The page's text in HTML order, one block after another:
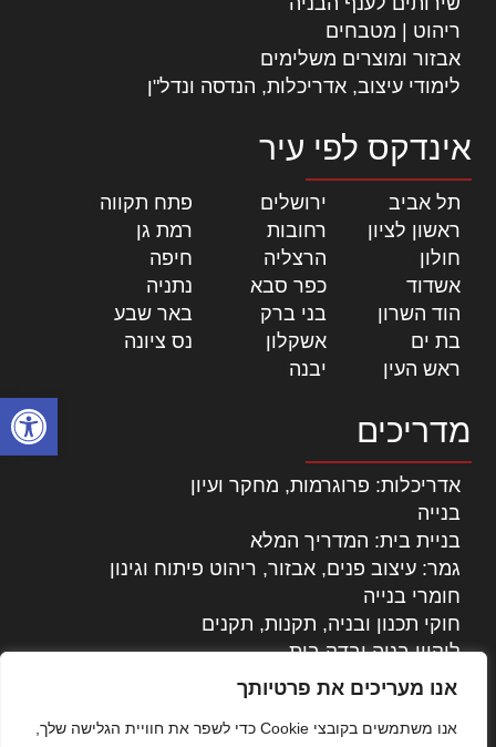
פתח
אנו מעריכים את פרטיותך
אנו משתמשים בקובצי Cookie כדי לשפר את חוויית הגלישה שלך,
ריהוט | מטבחים
אבזור ומוצרים משלימים
לימודי עיצוב, אדריכלות, הנדסה ונדל"ן
אינדקס לפי עיר
תל אביב ירושלים פתח תקווה
ראשון לציון
רחובות רמת גן
חולון
הרצליה חיפה
אשדוד
כפר סבא נתניה
הוד השרון
בני ברק באר שבע
בת ים
אשקלון נס ציונה
ראש העין
יבנה
מדריכים
אדריכלות: פרוגרמות, מחקר ועיון
בנייה
בניית בית: המדריך המלא
גמר: עיצוב פנים, אבזור, ריהוט פיתוח וגינון
חומרי בנייה
חוקי תכנון ובניה, תקנות, תקנים
ליקויי בניה ובדק בית
נדל"ן: זכויות, אגרות ועסקאות
עקרונות ניהול אחזקה מתקדמות